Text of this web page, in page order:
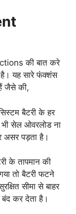
की बात करे
है। यह सारे फंक्शंस
हैं जैसे की,
बैटरी के हर
सेल ओवरलोड ना
असर पड़ता है।
के तापमान की
तो बैटरी फटने
सीमा से बाहर
कर देता है।